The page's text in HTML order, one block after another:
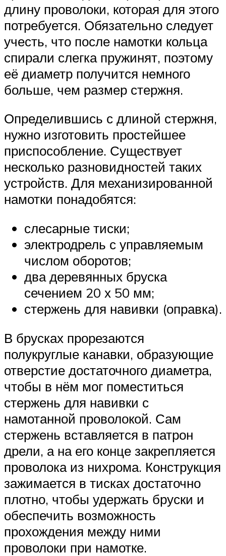
длину проволоки, которая для этого
потребуется. Обязательно следует
учесть, что после намотки кольца
спирали слегка пружинят, поэтому
её диаметр получится немного
больше, чем размер стержня.
Определившись с длиной стержня,
нужно изготовить простейшее
приспособление. Существует
несколько разновидностей таких
устройств. Для механизированной
намотки понадобятся:
слесарные тиски;
электродрель с управляемым
числом оборотов;
два деревянных бруска
сечением 20 х 50 мм;
стержень для навивки (оправка).
В брусках прорезаются
полукруглые канавки, образующие
отверстие достаточного диаметра,
чтобы в нём мог поместиться
стержень для навивки с
намотанной проволокой. Сам
стержень вставляется в патрон
дрели, а на его конце закрепляется
проволока из нихрома. Конструкция
зажимается в тисках достаточно
плотно, чтобы удержать бруски и
обеспечить возможность
прохождения между ними
проволоки при намотке.